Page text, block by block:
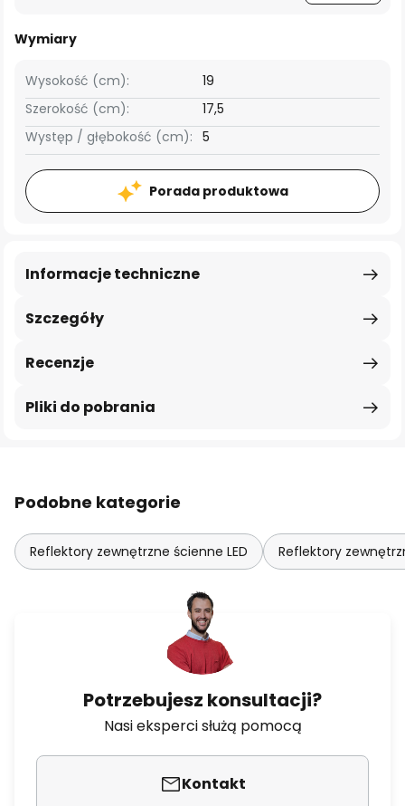
Wymiary
Szerokość (cm): 17,5
Wysokość (cm): 19
Występ / głębokość (cm): 5
Porada produktowa
Szczegóły
Informacje techniczne
Recenzje
Pliki do pobrania
Podobne kategorie
Reflektory zewnętrzne ścienne LED Reflektory
Potrzebujesz konsultacji?
Nasi eksperci służą pomocą
Kontakt